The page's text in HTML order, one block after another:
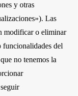
y otras
Las
modificar o eliminar
funcionalidades del
no tenemos la